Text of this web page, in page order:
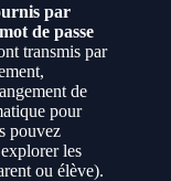
par
de passe
transmis par
de
pour
pouvez
les
ou élève).